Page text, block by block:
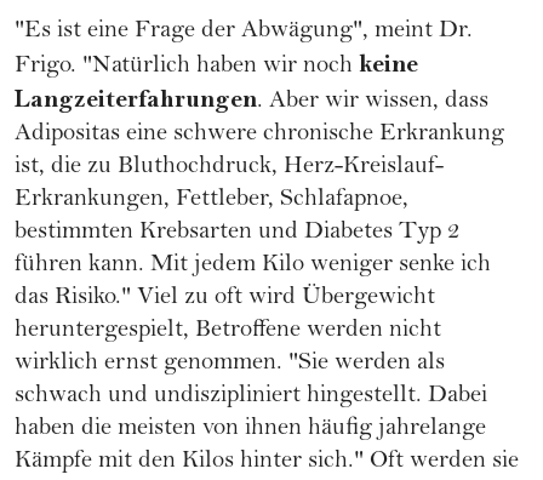
"Es ist eine Frage der Abwägung", meint Dr.
Frigo. "Natürlich haben wir noch keine
Langzeiterfahrungen. Aber wir wissen, dass
Adipositas eine schwere chronische Erkrankung
ist, die zu Bluthochdruck, Herz-Kreislauf-
Erkrankungen, Fettleber, Schlafapnoe,
bestimmten Krebsarten und Diabetes Typ 2
führen kann. Mit jedem Kilo weniger senke ich
das Risiko." Viel zu oft wird Übergewicht
heruntergespielt, Betroffene werden nicht
wirklich ernst genommen. "Sie werden als
schwach und undiszipliniert hingestellt. Dabei
haben die meisten von ihnen häufig jahrelange
Kämpfe mit den Kilos hinter sich." Oft werden sie